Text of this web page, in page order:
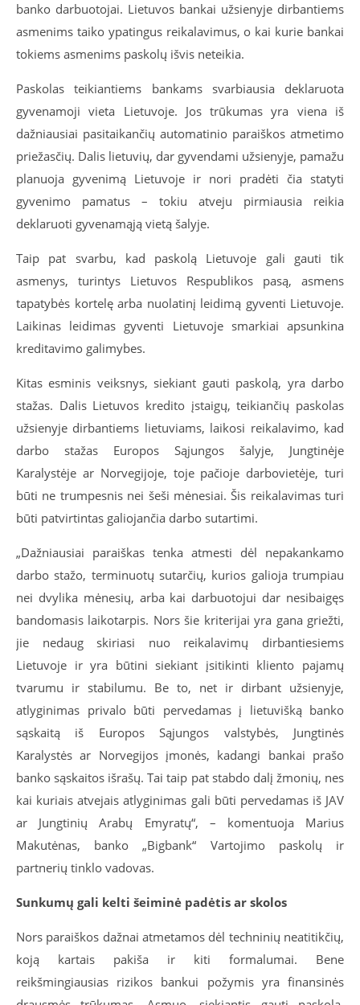
banko darbuotojai. Lietuvos bankai užsienyje dirbantiems
asmenims taiko ypatingus reikalavimus, o kai kurie bankai
tokiems asmenims paskolų išvis neteikia.
Paskolas teikiantiems bankams svarbiausia deklaruota
gyvenamoji vieta Lietuvoje. Jos trūkumas yra viena iš
dažniausiai pasitaikančių automatinio paraiškos atmetimo
priežasčių. Dalis lietuvių, dar gyvendami užsienyje, pamažu
planuoja gyvenimą Lietuvoje ir nori pradėti čia statyti
gyvenimo pamatus – tokiu atveju pirmiausia reikia
deklaruoti gyvenamąją vietą šalyje.
Taip pat svarbu, kad paskolą Lietuvoje gali gauti tik
asmenys, turintys Lietuvos Respublikos pasą, asmens
tapatybės kortelę arba nuolatinį leidimą gyventi Lietuvoje.
Laikinas leidimas gyventi Lietuvoje smarkiai apsunkina
kreditavimo galimybes.
Kitas esminis veiksnys, siekiant gauti paskolą, yra darbo
stažas. Dalis Lietuvos kredito įstaigų, teikiančių paskolas
užsienyje dirbantiems lietuviams, laikosi reikalavimo, kad
darbo stažas Europos Sąjungos šalyje, Jungtinėje
Karalystėje ar Norvegijoje, toje pačioje darbovietėje, turi
būti ne trumpesnis nei šeši mėnesiai. Šis reikalavimas turi
būti patvirtintas galiojančia darbo sutartimi.
„Dažniausiai paraiškas tenka atmesti dėl nepakankamo
darbo stažo, terminuotų sutarčių, kurios galioja trumpiau
nei dvylika mėnesių, arba kai darbuotojui dar nesibaigęs
bandomasis laikotarpis. Nors šie kriterijai yra gana griežti,
jie nedaug skiriasi nuo reikalavimų dirbantiesiems
Lietuvoje ir yra būtini siekiant įsitikinti kliento pajamų
tvarumu ir stabilumu. Be to, net ir dirbant užsienyje,
atlyginimas privalo būti pervedamas į lietuvišką banko
sąskaitą iš Europos Sąjungos valstybės, Jungtinės
Karalystės ar Norvegijos įmonės, kadangi bankai prašo
banko sąskaitos išrašų. Tai taip pat stabdo dalį žmonių, nes
kai kuriais atvejais atlyginimas gali būti pervedamas iš JAV
ar Jungtinių Arabų Emyratų“, – komentuoja Marius
Makutėnas, banko „Bigbank“ Vartojimo paskolų ir
partnerių tinklo vadovas.
Sunkumų gali kelti šeiminė padėtis ar skolos
Nors paraiškos dažnai atmetamos dėl techninių neatitikčių,
koją kartais pakiša ir kiti formalumai. Bene
reikšmingiausias rizikos bankui požymis yra finansinės